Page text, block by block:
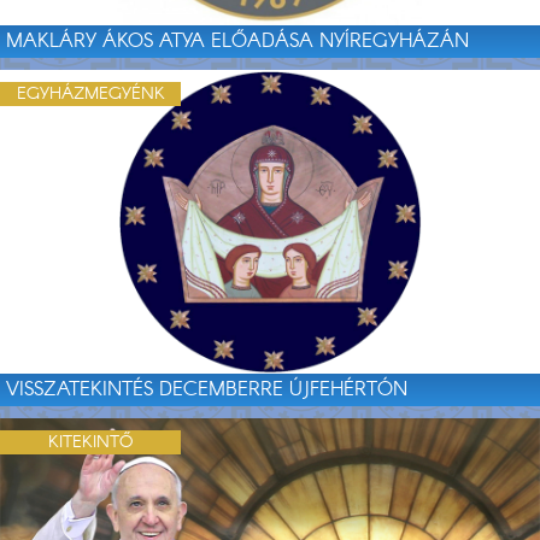
MAKLÁRY ÁKOS ATYA ELŐADÁSA NYÍREGYHÁZÁN
VISSZATEKINTÉS DECEMBERRE ÚJFEHÉRTÓN
EGYHÁZMEGYÉNK
KITEKINTŐ